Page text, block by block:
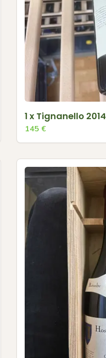
1 x Tignanello 2014
145 €